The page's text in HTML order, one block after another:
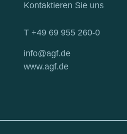
Kontaktieren Sie uns
T +49 69 955 260-0
info@agf.de
www.agf.de